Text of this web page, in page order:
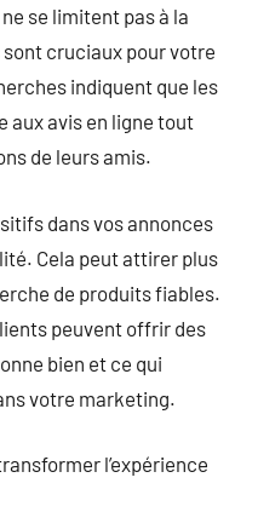
se limitent pas à la
cruciaux pour votre
indiquent que les
aux avis en ligne tout
de leurs amis.
dans vos annonces
Cela peut attirer plus
de produits fiables.
peuvent offrir des
bien et ce qui
votre marketing.
l’expérience